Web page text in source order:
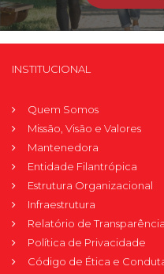
INSTITUCIONAL
Quem Somos
Missão, Visão e Valores
Mantenedora
Entidade Filantrópica
Estrutura Organizacional
Infraestrutura
Relatório de
Política de Privacidade
Código de Ética e